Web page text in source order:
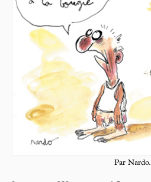
Par Nardo.